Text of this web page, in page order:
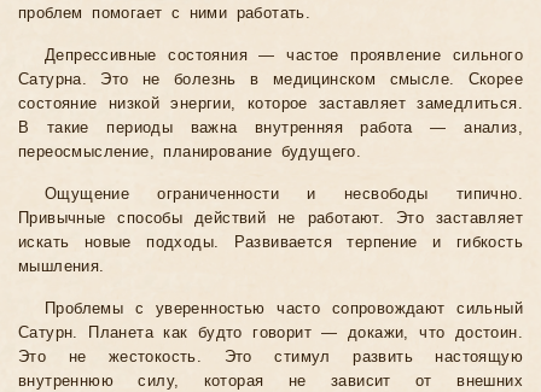
проблем помогает с ними работать.
Депрессивные состояния — частое проявление сильного
Сатурна. Это не болезнь в медицинском смысле. Скорее
состояние низкой энергии, которое заставляет замедлиться.
В такие периоды важна внутренняя работа — анализ,
переосмысление, планирование будущего.
Ощущение ограниченности и несвободы типично.
Привычные способы действий не работают. Это заставляет
искать новые подходы. Развивается терпение и гибкость
мышления.
Проблемы с уверенностью часто сопровождают сильный
Сатурн. Планета как будто говорит — докажи, что достоин.
Это не жестокость. Это стимул развить настоящую
внутреннюю силу, которая не зависит от внешних